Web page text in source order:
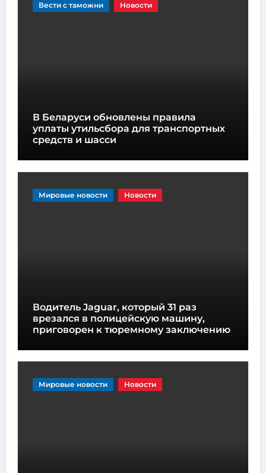
Вести с таможни Новости
В Беларуси обновлены правила
уплаты утильсбора для транспортных
средств и шасси
Мировые новости Новости
Водитель Jaguar, который 31 раз
врезался в полицейскую машину,
приговорен к тюремному заключению
Мировые новости Новости